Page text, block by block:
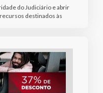
do Judiciário e abrir
destinados às